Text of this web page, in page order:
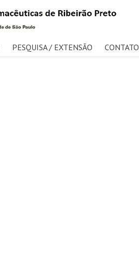
PESQUISA / EXTENSÃO CONTATO